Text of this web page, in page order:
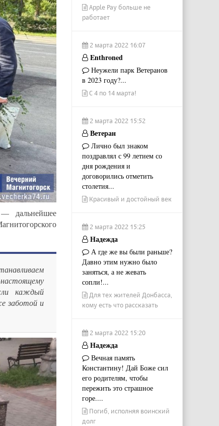
дальнейшее
каждый
заботой и
Apple Pay больше не
работает
2 марта 2022 16:07
Enthroned
Неужели парк Ветеранов
в 2023 году?...
С 4 по 14 марта!
2 марта 2022 15:52
Ветеран
Лично был знаком
поздравлял с 99 летием со
дня рождения и
договорились отметить
столетия...
Красивый и достойный век
2 марта 2022 15:25
Надежда
А где же вы были раньше?
Давно этим нужно было
заняться, а не жевать
сопли!...
Для тех жителей Донбасса,
кому есть что рассказать
2 марта 2022 15:20
Надежда
Вечная память
Константину! Дай Боже сил
его родителям, чтобы
пережить это страшное
горе....
Погиб, исполняя воинский
долг